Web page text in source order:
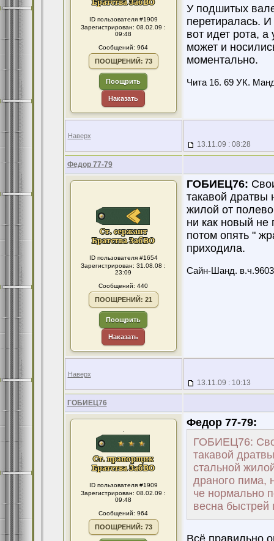
ID пользователя #1909
Зарегистрирован: 08.02.09 :
09:48
Сообщений: 964
ПООЩРЕНИЙ: 73
Поощрить
Наказать
У подшитых
перетиралась.
вот идет рота,
может и
моментально.
Чита 16. 69 УК.
Наверх
13.11.09 : 08:28
Федор 77-79
ID пользователя #1654
Зарегистрирован: 31.08.08 :
23:09
Сообщений: 440
ПООЩРЕНИЙ: 21
Поощрить
Наказать
ГОБИЕЦ76:
такавой дратвы
жилой от
ни как новый
потом опять "
приходила.
Сайн-Шанд.
Наверх
13.11.09 : 10:13
ГОБИЕЦ76
.
ID пользователя #1909
Зарегистрирован: 08.02.09 :
09:48
Сообщений: 964
ПООЩРЕНИЙ: 73
Федор 77-79:
ГОБИЕЦ76:
такавой
стальной
драного пима,
че нормально
весна быстрей
Всё правильно